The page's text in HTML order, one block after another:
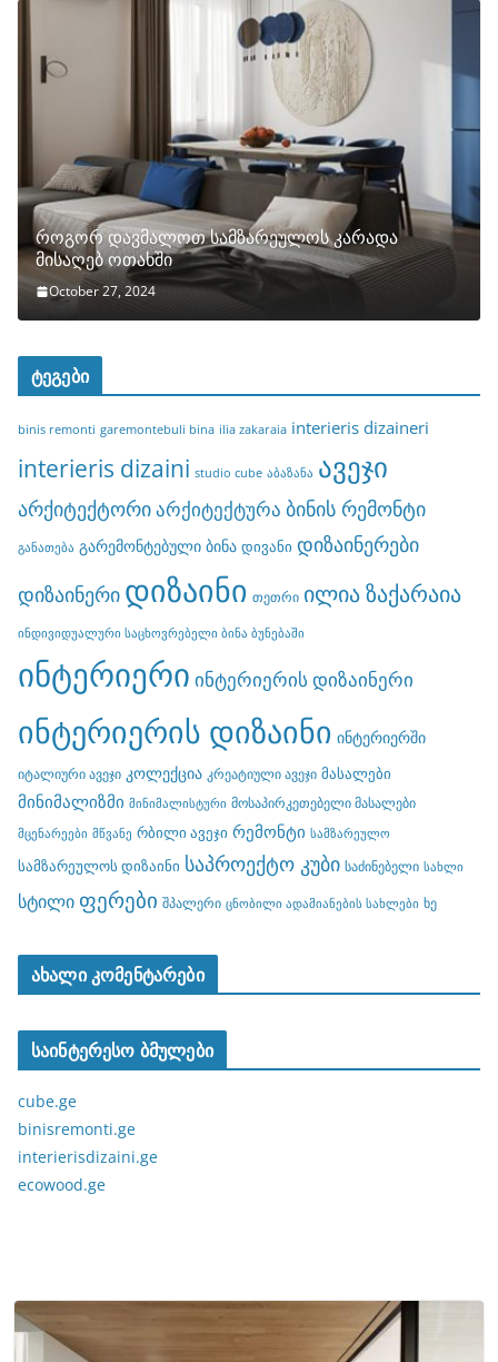
როგორ დავმალოთ სამზარეულოს კარადა
მისაღებ ოთახში
October 27, 2024
ტეგები
binis remonti garemontebuli bina ilia zakaraia interieris dizaineri
interieris dizaini studio cube აბაზანა ავეჯი
არქიტექტორიარქიტექტურა ბინის რემონტი
განათება გარემონტებული ბინა დივანი დიზაინერები
დიზაინერი დიზაინი თეთრი ილია ზაქარაია
ინდივიდუალური საცხოვრებელი ბინა ბუნებაში
ინტერიერი ინტერიერის დიზაინერი
ინტერიერის დიზაინი ინტერიერში
იტალიური ავეჯი კოლექცია კრეატიული ავეჯი მასალები
მინიმალიზმი მინიმალისტური მოსაპირკეთებელი მასალები
მცენარეები მწვანე რბილი ავეჯი რემონტი სამზარეულო
სამზარეულოს დიზაინი საპროექტო კუბი საძინებელი სახლი
სტილი ფერები შპალერი ცნობილი ადამიანების სახლები ხე
ახალი კომენტარები
საინტერესო ბმულები
cube.ge
binisremonti.ge
interierisdizaini.ge
ecowood.ge